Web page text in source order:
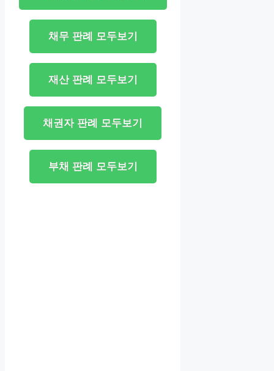
채무 판례 모두보기
재산 판례 모두보기
채권자 판례 모두보기
부채 판례 모두보기